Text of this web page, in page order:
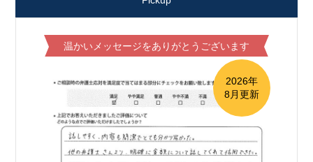
温かいメッセージをありがとうございます
2026年
8月更新